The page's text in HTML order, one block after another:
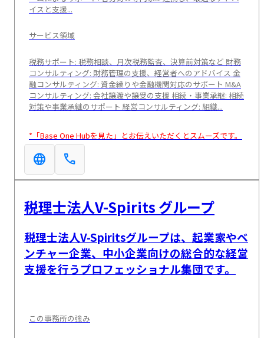
イスと支援...
サービス領域
税務サポート: 税務相談、月次税務監査、決算前対策など 財務
コンサルティング: 財務管理の支援、経営者へのアドバイス 金
融コンサルティング: 資金繰りや金融機関対応のサポート M&A
コンサルティング: 会社譲渡や譲受の支援 相続・事業承継: 相続
対策や事業承継のサポート 経営コンサルティング: 組織...
*「Base One Hubを見た」とお伝えいただくとスムーズです。
language call
税理士法人V-Spirits グループ
税理士法人V-Spiritsグループは、起業家やベ
ンチャー企業、中小企業向けの総合的な経営
支援を行うプロフェッショナル集団です。
この事務所の強み